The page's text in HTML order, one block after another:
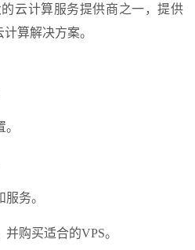
云计算服务提供商之一，提供
算解决方案。
务。
购买适合的VPS。